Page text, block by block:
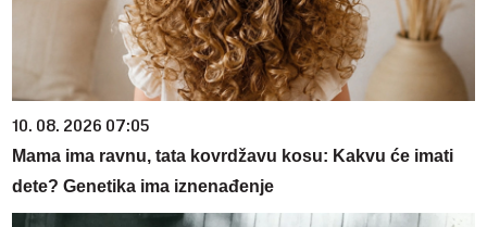
10. 08. 2026 07:05
Mama ima ravnu, tata kovrdžavu kosu: Kakvu će imati
dete? Genetika ima iznenađenje